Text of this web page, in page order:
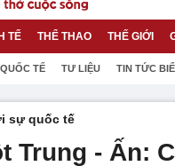
TẾ THỂ THAO THẾ GIỚI
TẾ TƯ LIỆU TIN TỨC
sự quốc tế
Trung - Ấn: